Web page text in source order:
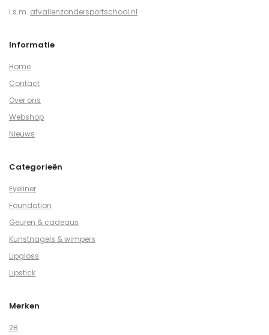
I.s.m. afvallenzondersportschool.nl
Informatie
Home
Contact
Over ons
Webshop
Nieuws
Categorieën
Eyeliner
Foundation
Geuren & cadeaus
Kunstnagels & wimpers
Lipgloss
Lipstick
Merken
2B